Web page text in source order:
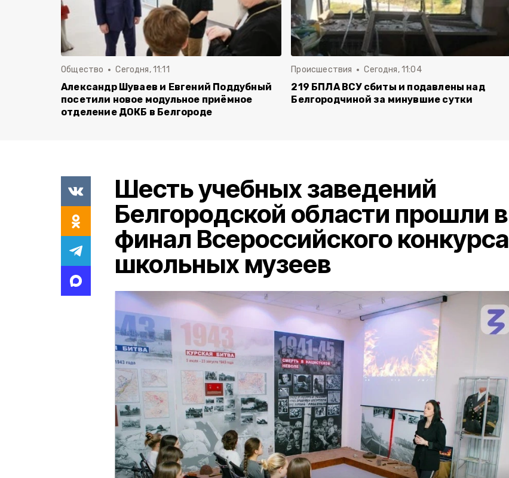
Общество Сегодня, 11:11
Александр Шуваев и Евгений Поддубный
посетили новое модульное приёмное
отделение ДОКБ в Белгороде
Происшествия Сегодня, 11:04
219 БПЛА ВСУ сбиты и подавлены над
Белгородчиной за минувшие сутки
Шесть учебных заведений
Белгородской области прошли в
финал Всероссийского конкурса
школьных музеев